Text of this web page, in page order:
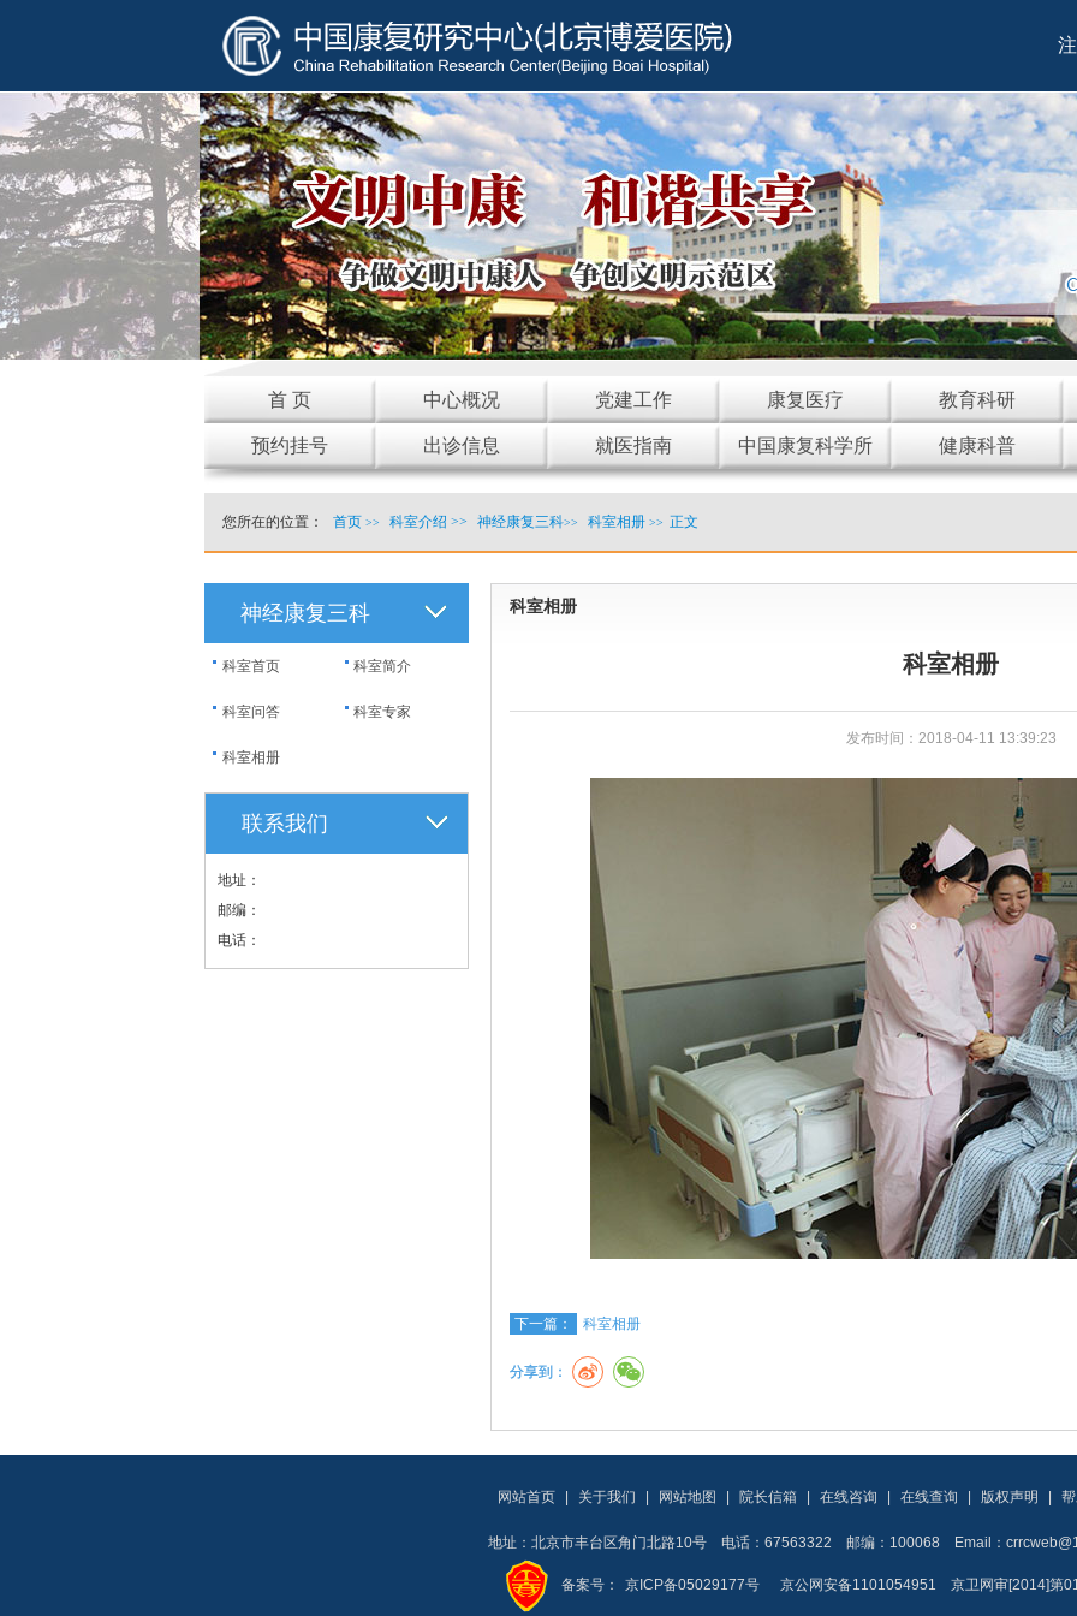
首 页 中心概况 党建工作 康复医疗 教育科研
预约挂号 出诊信息 就医指南 中国康复科学所 健康科普
您所在的位置： 首页 >> 科室介绍 >> 神经康复三科>> 科室相册>> 正文
神经康复三科
科室首页 科室简介
科室问答 科室专家
科室相册
联系我们
地址：
邮编：
电话：
科室相册
科室相册
发布时间：2018-04-11 13:39:23
下一篇： 科室相册
分享到：
网站首页 关于我们 网站地图 院长信箱 在线咨询 在线查询 版权声明
地址：北京市丰台区角门北路10号 电话：67563322 邮编：100068 Email：
备案号： 京ICP备05029177号 京公网安备1101054951 京卫网审[2014]第